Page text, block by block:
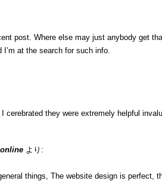
post. Where else may just anybody get
at the search for such info.
cerebrated they were extremely helpful
より:
things, The website design is perfect,